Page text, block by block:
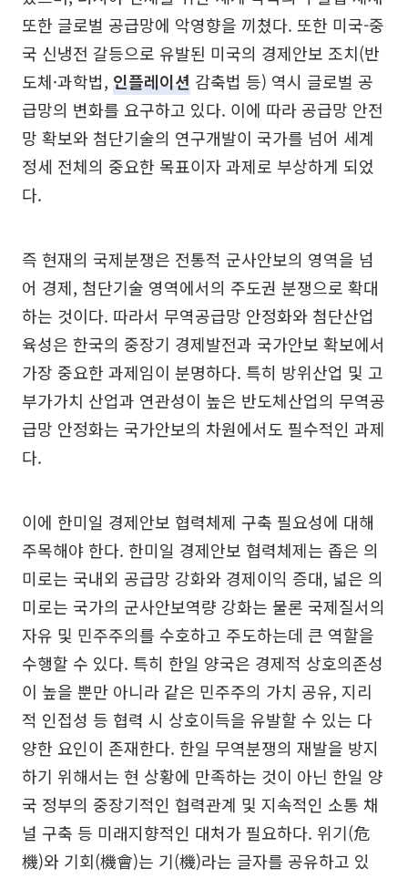
또한 글로벌 공급망에 악영향을 끼쳤다. 또한 미국-중
국 신냉전 갈등으로 유발된 미국의 경제안보 조치(반
도체·과학법, 인플레이션 감축법 등) 역시 글로벌 공
급망의 변화를 요구하고 있다. 이에 따라 공급망 안전
망 확보와 첨단기술의 연구개발이 국가를 넘어 세계
정세 전체의 중요한 목표이자 과제로 부상하게 되었
다.
즉 현재의 국제분쟁은 전통적 군사안보의 영역을 넘
어 경제, 첨단기술 영역에서의 주도권 분쟁으로 확대
하는 것이다. 따라서 무역공급망 안정화와 첨단산업
육성은 한국의 중장기 경제발전과 국가안보 확보에서
가장 중요한 과제임이 분명하다. 특히 방위산업 및 고
부가가치 산업과 연관성이 높은 반도체산업의 무역공
급망 안정화는 국가안보의 차원에서도 필수적인 과제
다.
이에 한미일 경제안보 협력체제 구축 필요성에 대해
주목해야 한다. 한미일 경제안보 협력체제는 좁은 의
미로는 국내외 공급망 강화와 경제이익 증대, 넓은 의
미로는 국가의 군사안보역량 강화는 물론 국제질서의
자유 및 민주주의를 수호하고 주도하는데 큰 역할을
수행할 수 있다. 특히 한일 양국은 경제적 상호의존성
이 높을 뿐만 아니라 같은 민주주의 가치 공유, 지리
적 인접성 등 협력 시 상호이득을 유발할 수 있는 다
양한 요인이 존재한다. 한일 무역분쟁의 재발을 방지
하기 위해서는 현 상황에 만족하는 것이 아닌 한일 양
국 정부의 중장기적인 협력관계 및 지속적인 소통 채
널 구축 등 미래지향적인 대처가 필요하다. 위기(危
機)와 기회(機會)는 기(機)라는 글자를 공유하고 있